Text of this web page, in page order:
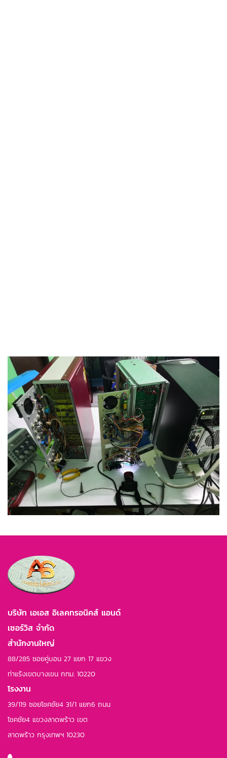
บริษัท เอเอส อิเลคทรอนิคส์ แอนด์
เซอร์วิส จำกัด
สำนักงานใหญ่
88/285 ซอยคู่บอน 27 แยก 17 แขวง
ท่าแร้งเขตบางเขน กทม. 10220
โรงงาน
39/119 ซอยโชคชัย4 31/1 แยก6 ถนน
โชคชัย4 แขวงลาดพร้าว เขต
ลาดพร้าว กรุงเทพฯ 10230